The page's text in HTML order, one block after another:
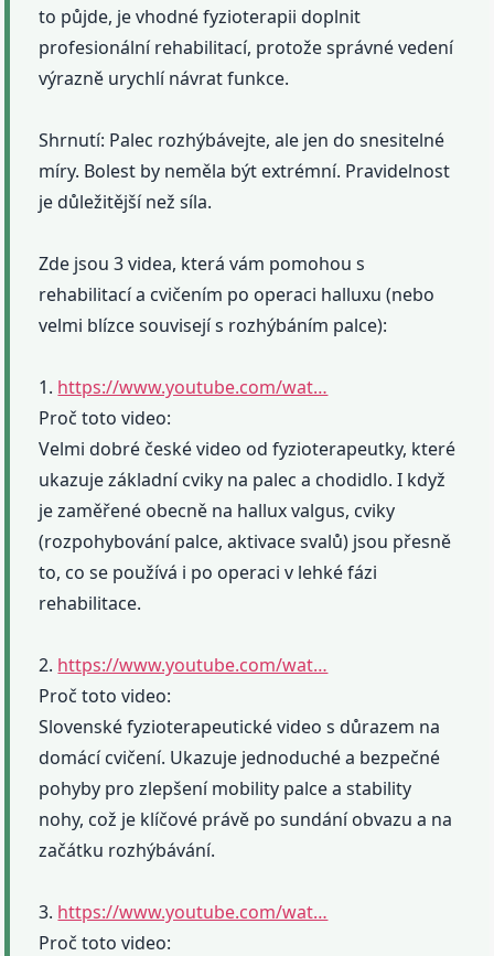
to půjde, je vhodné fyzioterapii doplnit
profesionální rehabilitací, protože správné vedení
výrazně urychlí návrat funkce.
Shrnutí: Palec rozhýbávejte, ale jen do snesitelné
míry. Bolest by neměla být extrémní. Pravidelnost
je důležitější než síla.
Zde jsou 3 videa, která vám pomohou s
rehabilitací a cvičením po operaci halluxu (nebo
velmi blízce souvisejí s rozhýbáním palce):
1. https://www.youtube.com/wat…
Proč toto video:
Velmi dobré české video od fyzioterapeutky, které
ukazuje základní cviky na palec a chodidlo. I když
je zaměřené obecně na hallux valgus, cviky
(rozpohybování palce, aktivace svalů) jsou přesně
to, co se používá i po operaci v lehké fázi
rehabilitace.
2. https://www.youtube.com/wat…
Proč toto video:
Slovenské fyzioterapeutické video s důrazem na
domácí cvičení. Ukazuje jednoduché a bezpečné
pohyby pro zlepšení mobility palce a stability
nohy, což je klíčové právě po sundání obvazu a na
začátku rozhýbávání.
3. https://www.youtube.com/wat…
Proč toto video: